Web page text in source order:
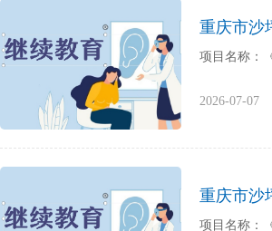
重庆市沙
项目名称：
2026-07-07
重庆市沙
项目名称：